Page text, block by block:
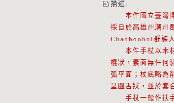
描述 :
本件國立臺灣博
採自於高雄州潮州
Chaoboobol群族
本件手杖以木材
棍狀，素面無任何
弧平面；杖底略為
呈圓舌狀，並於套
手杖一般作扶手